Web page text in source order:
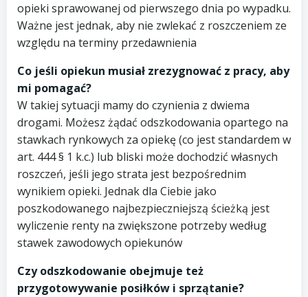
opieki sprawowanej od pierwszego dnia po wypadku.
Ważne jest jednak, aby nie zwlekać z roszczeniem ze
względu na terminy przedawnienia
Co jeśli opiekun musiał zrezygnować z pracy, aby
mi pomagać?
W takiej sytuacji mamy do czynienia z dwiema
drogami. Możesz żądać odszkodowania opartego na
stawkach rynkowych za opiekę (co jest standardem w
art. 444 § 1 k.c.) lub bliski może dochodzić własnych
roszczeń, jeśli jego strata jest bezpośrednim
wynikiem opieki. Jednak dla Ciebie jako
poszkodowanego najbezpieczniejszą ścieżką jest
wyliczenie renty na zwiększone potrzeby według
stawek zawodowych opiekunów
Czy odszkodowanie obejmuje też
przygotowywanie posiłków i sprzątanie?